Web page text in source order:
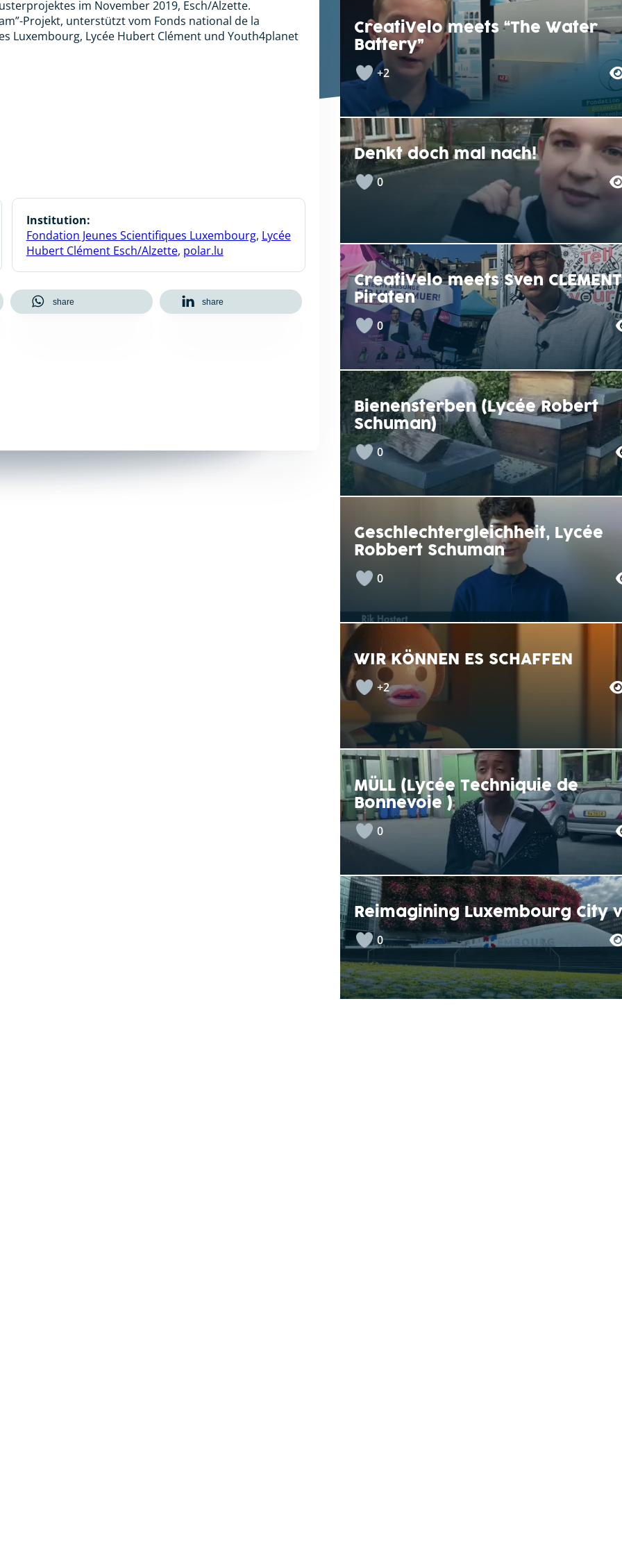
im November 2019, Esch/Alzette.
Projekt, unterstützt vom Fonds national de la
Luxembourg, Lycée Hubert Clément und Youth4planet
Institution:
Fondation Jeunes Scientifiques Luxembourg, Lycée
Hubert Clément Esch/Alzette, polar.lu
share share
CreatiVelo meets “The Water
Battery”
+2
Denkt doch mal nach!
0
CreatiVelo meets Sven
Piraten
0
Bienensterben (Lycée Robert
Schuman)
0
Geschlechtergleichheit, Lycée
Robbert Schuman
0
WIR KÖNNEN ES SCHAFFEN
+2
MÜLL (Lycée Techniquie de
Bonnevoie )
0
Reimagining Luxembourg City
0